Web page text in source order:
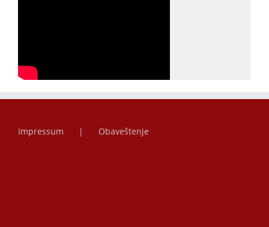
Impressum Obaveštenje